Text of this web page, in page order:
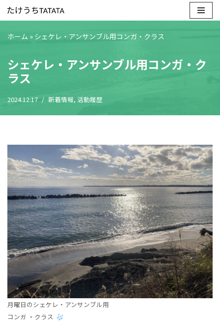
ン
ン
ツ
ス
ホーム » シェケレ・アンサンブル用コンガ・クラス
シェケレ・アンサンブル用コンガ・ク
ラス
2024.12.17 新着情報, 活動履歴
月曜日のシェケレ・アンサンブル用
コンガ ・クラス